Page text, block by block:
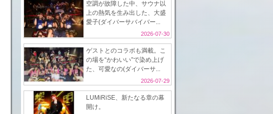
空調が故障した中、サウナ以
上の熱気を生み出した、大盛
愛子(ダイバーサバイバー...
2026-07-30
ゲストとのコラボも満載。こ
の場を“かわいい”で染め上げ
た、可愛なの(ダイバーサ...
2026-07-29
LUMiRiSE、新たなる章の幕
開け。